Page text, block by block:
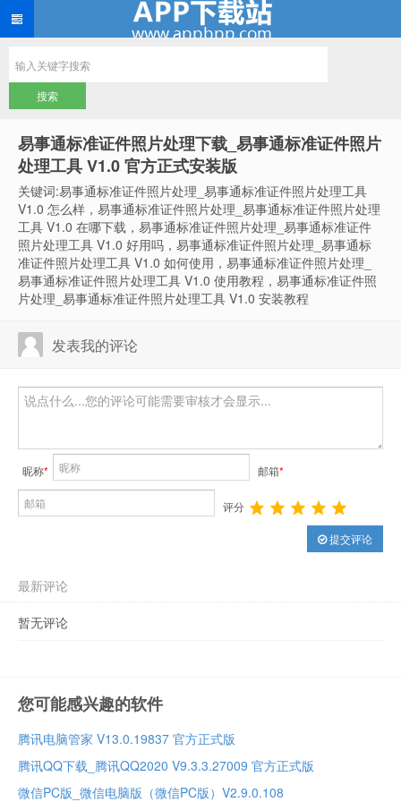
易事通标准证件照片处理下载_易事通标准证件照片
处理工具 V1.0 官方正式安装版
关键词:易事通标准证件照片处理_易事通标准证件照片处理工具
V1.0 怎么样，易事通标准证件照片处理_易事通标准证件照片处理
工具 V1.0 在哪下载，易事通标准证件照片处理_易事通标准证件
照片处理工具 V1.0 好用吗，易事通标准证件照片处理_易事通标
准证件照片处理工具 V1.0 如何使用，易事通标准证件照片处理_
易事通标准证件照片处理工具 V1.0 使用教程，易事通标准证件照
片处理_易事通标准证件照片处理工具 V1.0 安装教程
发表我的评论
昵称* 邮箱*
评分
提交评论
最新评论
暂无评论
您可能感兴趣的软件
腾讯电脑管家 V13.0.19837 官方正式版
腾讯QQ下载_腾讯QQ2020 V9.3.3.27009 官方正式版
微信PC版_微信电脑版（微信PC版）V2.9.0.108